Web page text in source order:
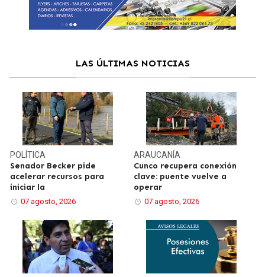
LAS ÚLTIMAS NOTICIAS
POLÍTICA
Senador Becker pide
acelerar recursos para
iniciar la
07 agosto, 2026
ARAUCANÍA
Cunco recupera conexión
clave: puente vuelve a
operar
07 agosto, 2026